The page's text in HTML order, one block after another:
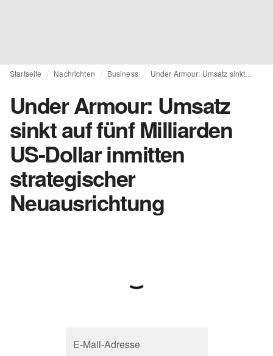
Startseite Nachrichten Business
Under Armour: Umsatz
sinkt auf fünf Milliarden
US-Dollar inmitten
strategischer
Neuausrichtung
E-Mail-Adresse